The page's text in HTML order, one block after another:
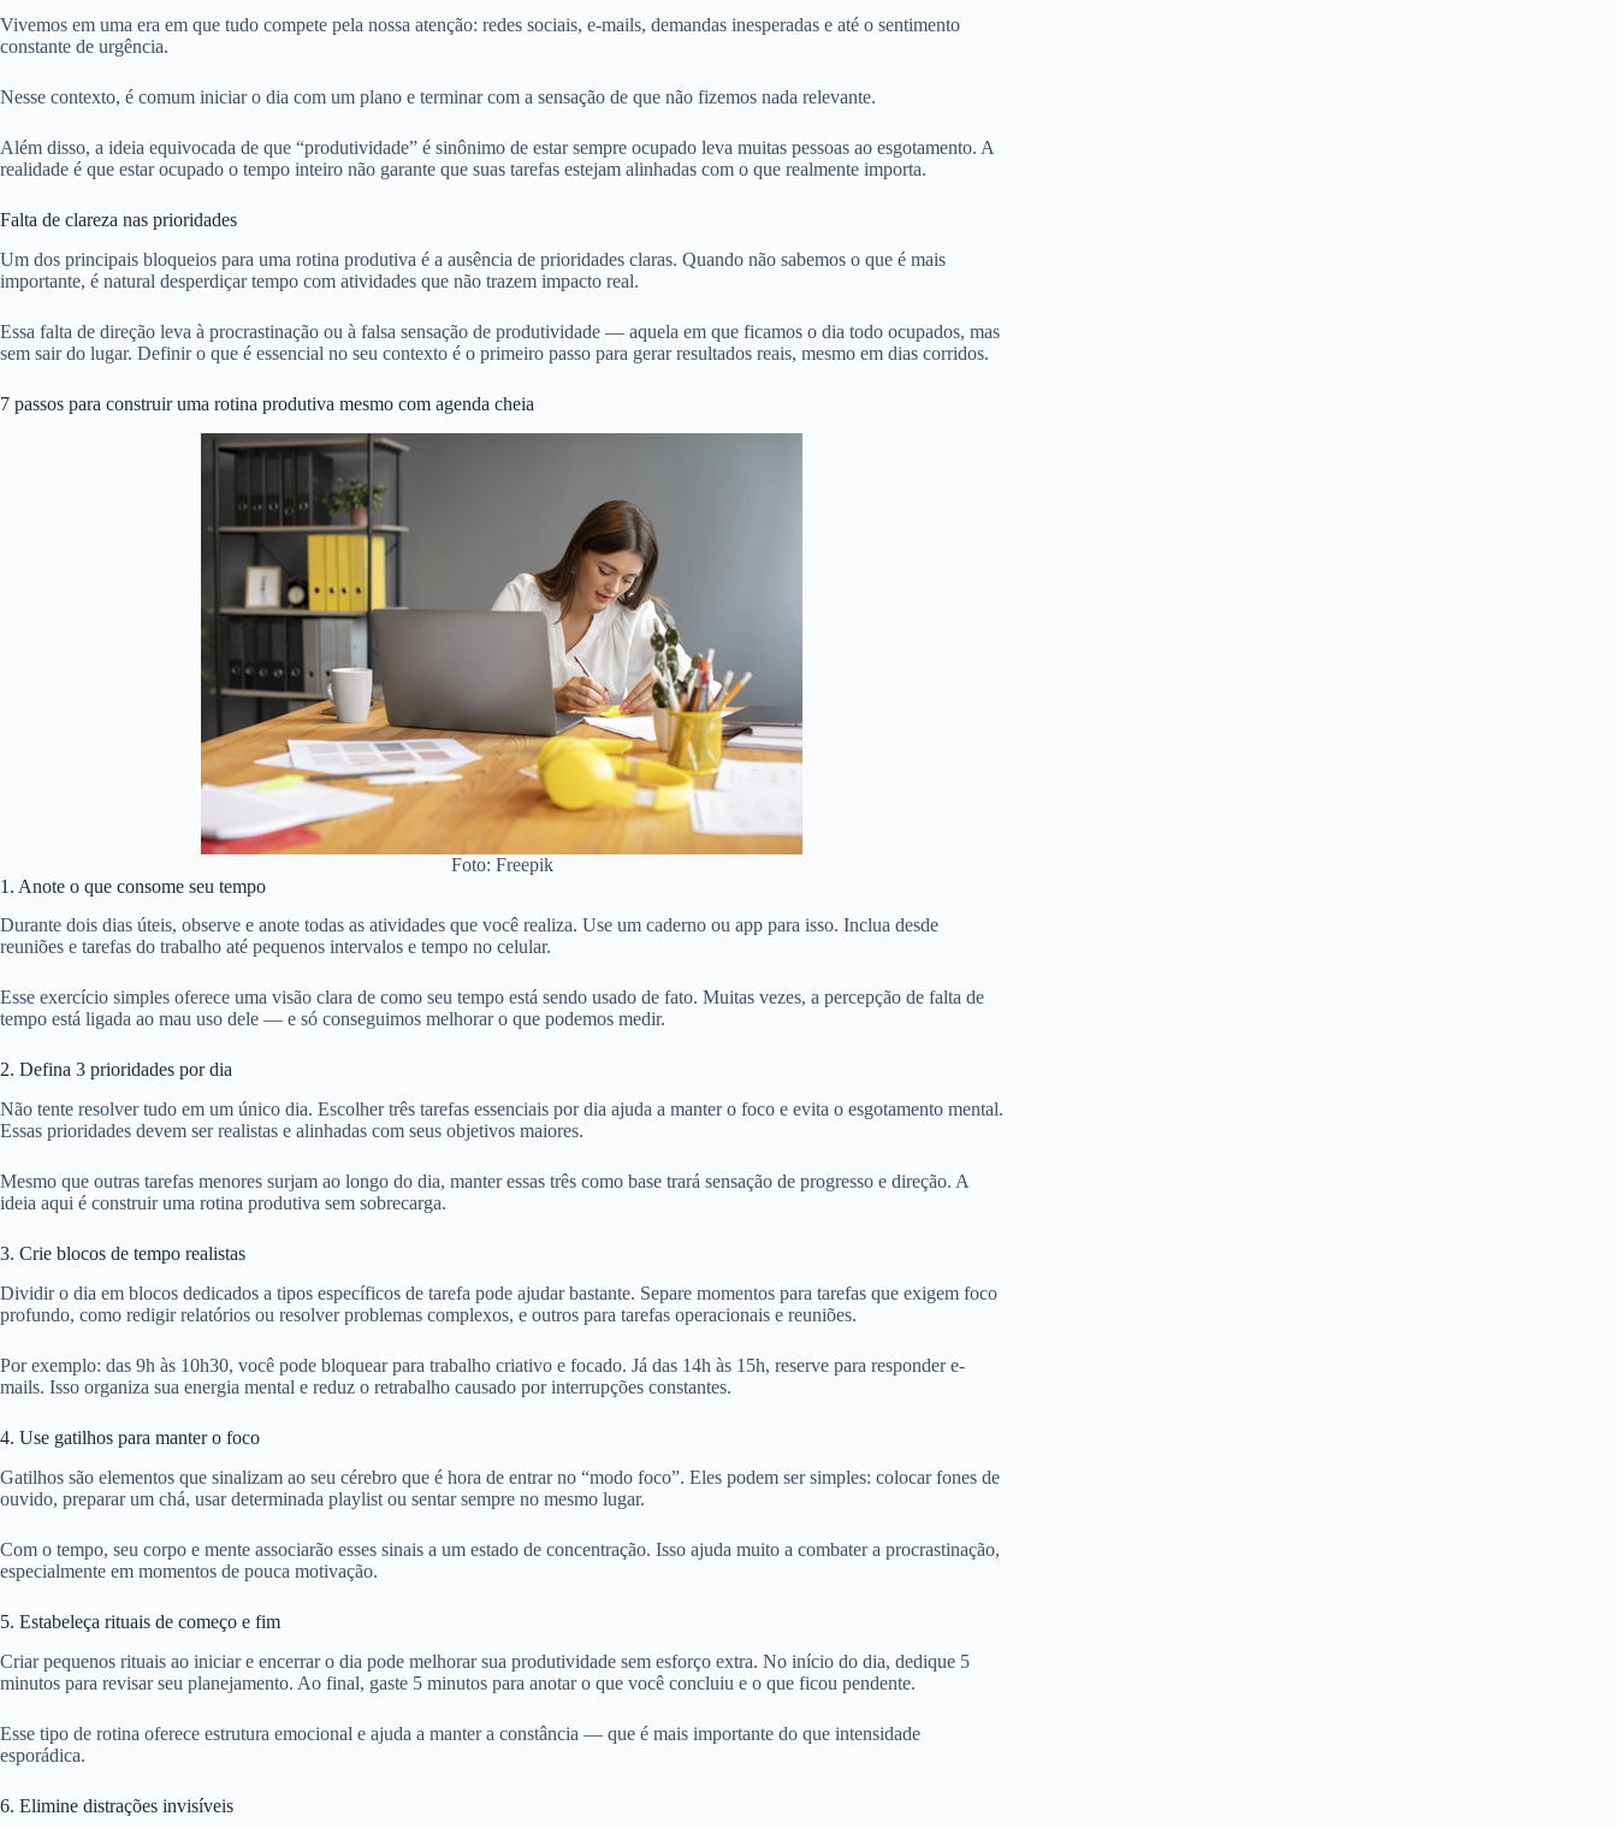
Vivemos em uma era em que tudo compete pela nossa atenção: redes sociais, e-mails, demandas inesperadas e até o sentimento
constante de urgência.
Nesse contexto, é comum iniciar o dia com um plano e terminar com a sensação de que não fizemos nada relevante.
Além disso, a ideia equivocada de que “produtividade” é sinônimo de estar sempre ocupado leva muitas pessoas ao esgotamento. A
realidade é que estar ocupado o tempo inteiro não garante que suas tarefas estejam alinhadas com o que realmente importa.
Falta de clareza nas prioridades
Um dos principais bloqueios para uma rotina produtiva é a ausência de prioridades claras. Quando não sabemos o que é mais
importante, é natural desperdiçar tempo com atividades que não trazem impacto real.
Essa falta de direção leva à procrastinação ou à falsa sensação de produtividade — aquela em que ficamos o dia todo ocupados, mas
sem sair do lugar. Definir o que é essencial no seu contexto é o primeiro passo para gerar resultados reais, mesmo em dias corridos.
7 passos para construir uma rotina produtiva mesmo com agenda cheia
Foto: Freepik
1. Anote o que consome seu tempo
Durante dois dias úteis, observe e anote todas as atividades que você realiza. Use um caderno ou app para isso. Inclua desde
reuniões e tarefas do trabalho até pequenos intervalos e tempo no celular.
Esse exercício simples oferece uma visão clara de como seu tempo está sendo usado de fato. Muitas vezes, a percepção de falta de
tempo está ligada ao mau uso dele — e só conseguimos melhorar o que podemos medir.
2. Defina 3 prioridades por dia
Não tente resolver tudo em um único dia. Escolher três tarefas essenciais por dia ajuda a manter o foco e evita o esgotamento mental.
Essas prioridades devem ser realistas e alinhadas com seus objetivos maiores.
Mesmo que outras tarefas menores surjam ao longo do dia, manter essas três como base trará sensação de progresso e direção. A
ideia aqui é construir uma rotina produtiva sem sobrecarga.
3. Crie blocos de tempo realistas
Dividir o dia em blocos dedicados a tipos específicos de tarefa pode ajudar bastante. Separe momentos para tarefas que exigem foco
profundo, como redigir relatórios ou resolver problemas complexos, e outros para tarefas operacionais e reuniões.
Por exemplo: das 9h às 10h30, você pode bloquear para trabalho criativo e focado. Já das 14h às 15h, reserve para responder e-
mails. Isso organiza sua energia mental e reduz o retrabalho causado por interrupções constantes.
4. Use gatilhos para manter o foco
Gatilhos são elementos que sinalizam ao seu cérebro que é hora de entrar no “modo foco”. Eles podem ser simples: colocar fones de
ouvido, preparar um chá, usar determinada playlist ou sentar sempre no mesmo lugar.
Com o tempo, seu corpo e mente associarão esses sinais a um estado de concentração. Isso ajuda muito a combater a procrastinação,
especialmente em momentos de pouca motivação.
5. Estabeleça rituais de começo e fim
Criar pequenos rituais ao iniciar e encerrar o dia pode melhorar sua produtividade sem esforço extra. No início do dia, dedique 5
minutos para revisar seu planejamento. Ao final, gaste 5 minutos para anotar o que você concluiu e o que ficou pendente.
Esse tipo de rotina oferece estrutura emocional e ajuda a manter a constância — que é mais importante do que intensidade
esporádica.
6. Elimine distrações invisíveis